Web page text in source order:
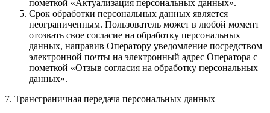
пометкой «Актуализация персональных данных».
Срок обработки персональных данных является
неограниченным. Пользователь может в любой момент
отозвать свое согласие на обработку персональных
данных, направив Оператору уведомление посредством
электронной почты на электронный адрес Оператора с
пометкой «Отзыв согласия на обработку персональных
данных».
7. Трансграничная передача персональных данных